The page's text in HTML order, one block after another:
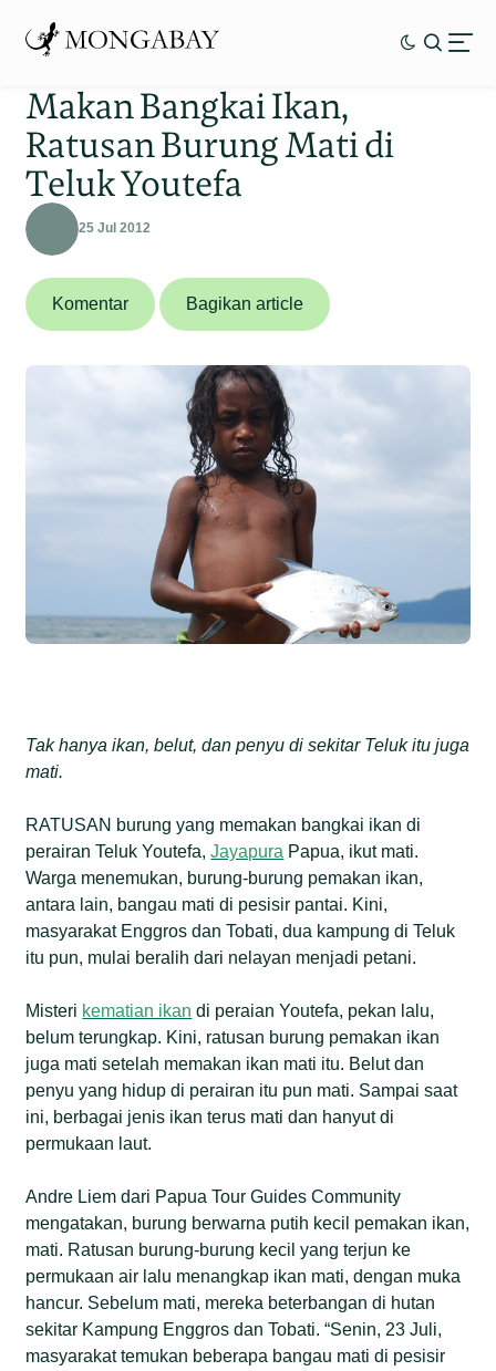
Makan Bangkai Ikan,
Ratusan Burung Mati di
Teluk Youtefa
25 Jul 2012
Komentar Bagikan article
Tak hanya ikan, belut, dan penyu di sekitar Teluk itu juga
mati.
RATUSAN burung yang memakan bangkai ikan di
perairan Teluk Youtefa,Jayapura Papua, ikut mati.
Warga menemukan, burung-burung pemakan ikan,
antara lain, bangau mati di pesisir pantai. Kini,
masyarakat Enggros dan Tobati, dua kampung di Teluk
itu pun, mulai beralih dari nelayan menjadi petani.
Misteri kematian ikan di peraian Youtefa, pekan lalu,
belum terungkap. Kini, ratusan burung pemakan ikan
juga mati setelah memakan ikan mati itu. Belut dan
penyu yang hidup di perairan itu pun mati. Sampai saat
ini, berbagai jenis ikan terus mati dan hanyut di
permukaan laut.
Andre Liem dari Papua Tour Guides Community
mengatakan, burung berwarna putih kecil pemakan ikan,
mati. Ratusan burung-burung kecil yang terjun ke
permukaan air lalu menangkap ikan mati, dengan muka
hancur. Sebelum mati, mereka beterbangan di hutan
sekitar Kampung Enggros dan Tobati. “Senin, 23 Juli,
masyarakat temukan beberapa bangau mati di pesisir